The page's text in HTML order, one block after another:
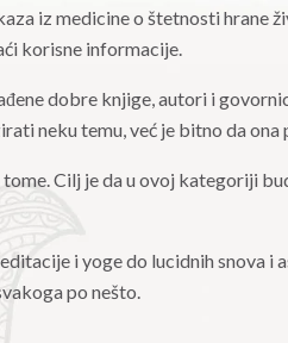
iz medicine o štetnosti hrane
korisne informacije.
dobre knjige, autori i
neku temu, već je bitno da ona
Cilj je da u ovoj kategoriji
i yoge do lucidnih snova i
po nešto.